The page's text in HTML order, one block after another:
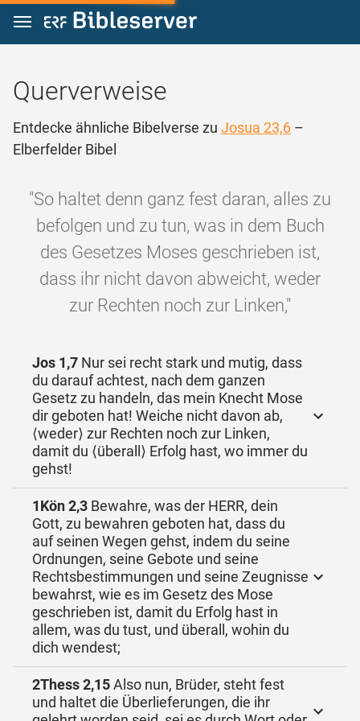
Zum Inhalt springen
Querverweise
Entdecke ähnliche Bibelverse zu Josua 23,6 –
Elberfelder Bibel
"So haltet denn ganz fest daran, alles zu
befolgen und zu tun, was in dem Buch
des Gesetzes Moses geschrieben ist,
dass ihr nicht davon abweicht, weder
zur Rechten noch zur Linken,"
Jos 1,7 Nur sei recht stark und mutig, dass
du darauf achtest, nach dem ganzen
Gesetz zu handeln, das mein Knecht Mose
dir geboten hat! Weiche nicht davon ab,
⟨weder⟩ zur Rechten noch zur Linken,
damit du ⟨überall⟩ Erfolg hast, wo immer du
gehst!
1Kön 2,3 Bewahre, was der HERR, dein
Gott, zu bewahren geboten hat, dass du
auf seinen Wegen gehst, indem du seine
Ordnungen, seine Gebote und seine
Rechtsbestimmungen und seine Zeugnisse
bewahrst, wie es im Gesetz des Mose
geschrieben ist, damit du Erfolg hast in
allem, was du tust, und überall, wohin du
dich wendest;
2Thess 2,15Also nun, Brüder, steht fest
und haltet die Überlieferungen, die ihr